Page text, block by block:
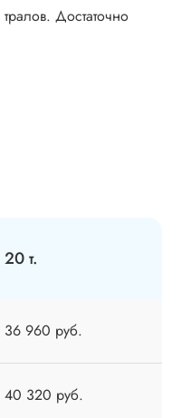
Достаточно
20 т.
36 960 руб.
40 320 руб.